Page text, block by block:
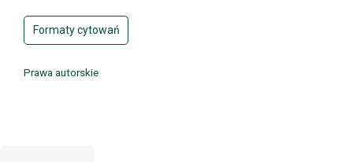
Formaty cytowań
Prawa autorskie